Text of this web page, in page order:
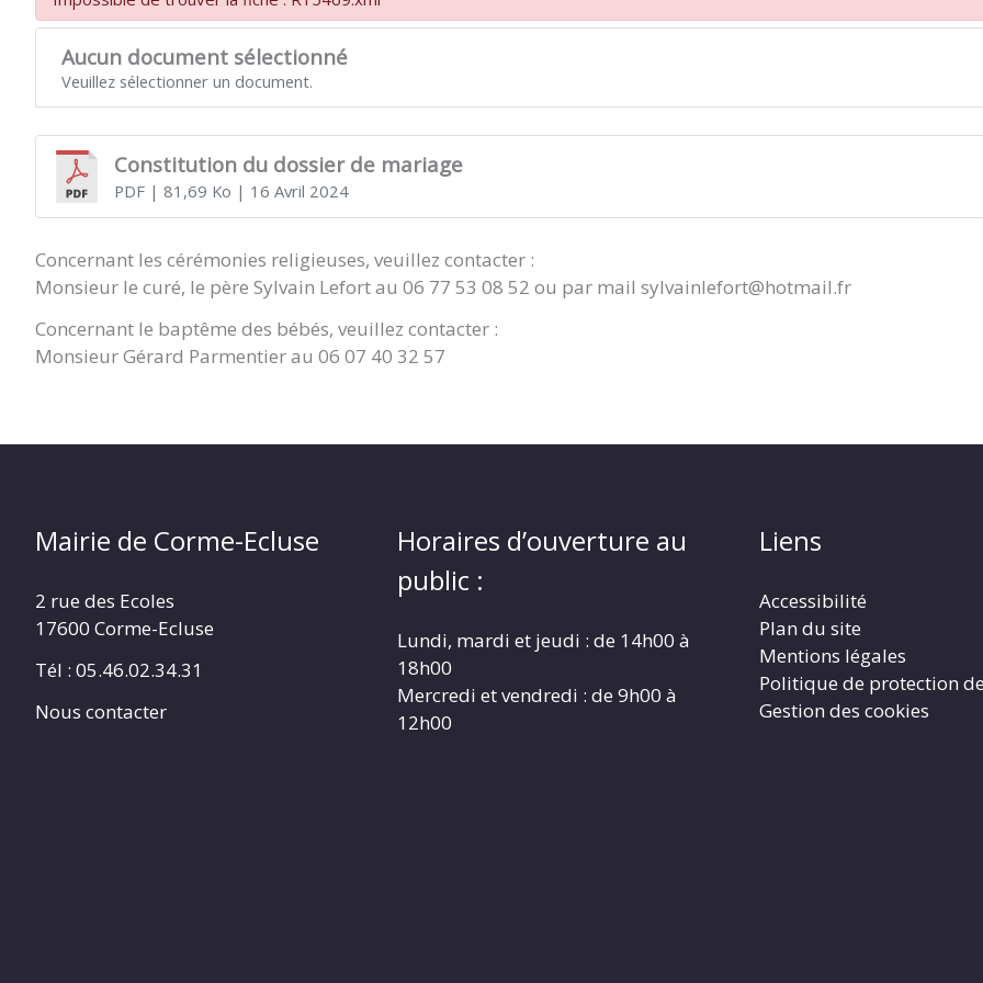
Aucun document sélectionné
Veuillez sélectionner un document.
Constitution du dossier de mariage
PDF| 81,69 Ko | 16 Avril 2024
Concernant les cérémonies religieuses, veuillez contacter :
Monsieur le curé, le père Sylvain Lefort au 06 77 53 08 52 ou par mail sylvainlefort@hotmail.fr
Concernant le baptême des bébés, veuillez contacter :
Monsieur Gérard Parmentier au 06 07 40 32 57
Mairie de Corme-Ecluse
2 rue des Ecoles
17600 Corme-Ecluse
Tél : 05.46.02.34.31
Nous contacter
Horaires d’ouverture au
public :
Lundi, mardi et jeudi : de 14h00 à
18h00
Mercredi et vendredi : de 9h00 à
12h00
Liens
Accessibilité
Plan du site
Mentions légales
Politique de protection
Gestion des cookies